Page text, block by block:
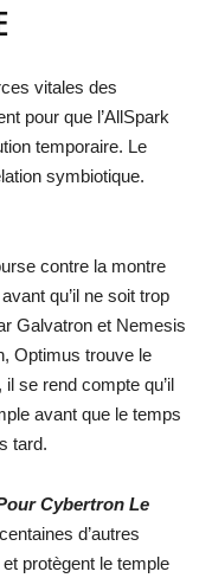
vitales des
pour que l’AllSpark
temporaire. Le
symbiotique.
contre la montre
qu’il ne soit trop
Galvatron et Nemesis
Optimus trouve le
se rend compte qu’il
avant que le temps
tard.
Cybertron Le
d’autres
protègent le temple